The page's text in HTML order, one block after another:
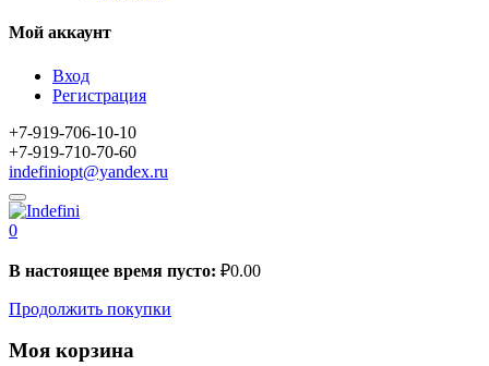
Мой аккаунт
Вход
Регистрация
+7-919-706-10-10
+7-919-710-70-60
indefiniopt@yandex.ru
0
В настоящее время пусто: ₽0.00
Продолжить покупки
Моя корзина